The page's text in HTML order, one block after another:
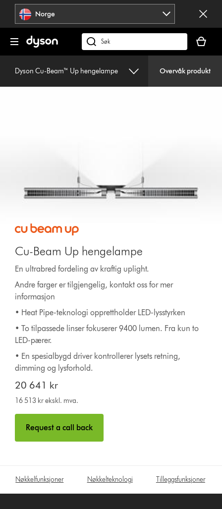
Hopp
navigering
Norge
Søk
på
dyson.no
din
er
Dyson Cu-Beam™ Up hengelampe Overvåk produkt
Cu-Beam Up hengelampe
En ultrabred fordeling av kraftig uplight.
Andre farger er tilgjengelig, kontakt oss for mer
informasjon
• Heat Pipe-teknologi opprettholder LED-lysstyrken
• To tilpassede linser fokuserer 9400 lumen. Fra kun to
LED-pærer.
• En spesialbygd driver kontrollerer lysets retning,
dimming og lysforhold.
20 641 kr
16 513 kr ekskl. mva.
Request a call back
Nøkkelfunksjoner Nøkkelteknologi Tilleggsfunksjoner